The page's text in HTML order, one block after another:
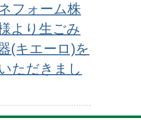
フォーム株
より生ごみ
(キエーロ)を
ただきまし